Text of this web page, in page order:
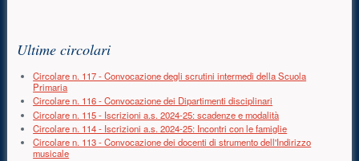
Secondaria
Ultime circolari
Circolare n. 117 - Convocazione degli scrutini intermedi della Scuola
Primaria
Circolare n. 116 - Convocazione dei Dipartimenti disciplinari
Circolare n. 115 - Iscrizioni a.s. 2024-25: scadenze e modalità
Circolare n. 114 - Iscrizioni a.s. 2024-25: Incontri con le famiglie
Circolare n. 113 - Convocazione dei docenti di strumento dell'Indirizzo
musicale